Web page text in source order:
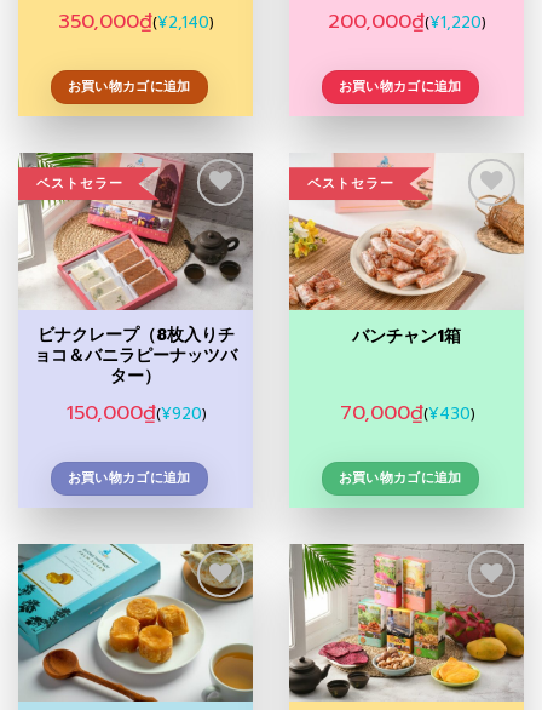
350,000₫(¥2,140)
お買い物カゴに追加
200,000₫(¥1,220)
お買い物カゴに追加
ベストセラー
Add to
Wishlist
ビナクレープ（8枚入りチ
ョコ＆バニラピーナッツバ
ター）
150,000₫(¥920)
お買い物カゴに追加
ベストセラー
Add to
Wishlist
バンチャン1箱
70,000₫(¥430)
お買い物カゴに追加
Add to
Wishlist
Add to
Wishlist